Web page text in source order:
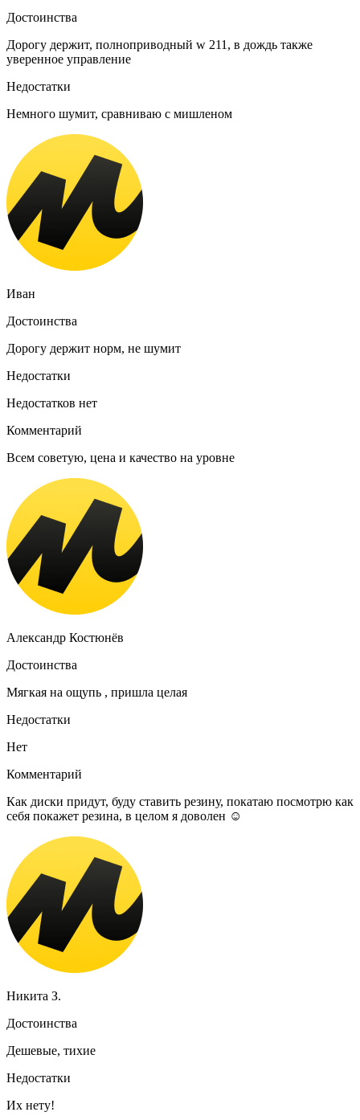
Достоинства
Дорогу держит, полноприводный w 211, в дождь также
уверенное управление
Недостатки
Немного шумит, сравниваю с мишленом
Иван
Достоинства
Дорогу держит норм, не шумит
Недостатки
Недостатков нет
Комментарий
Всем советую, цена и качество на уровне
Александр Костюнёв
Достоинства
Мягкая на ощупь , пришла целая
Недостатки
Нет
Комментарий
Как диски придут, буду ставить резину, покатаю посмотрю как
себя покажет резина, в целом я доволен ☺️
Никита З.
Достоинства
Дешевые, тихие
Недостатки
Их нету!